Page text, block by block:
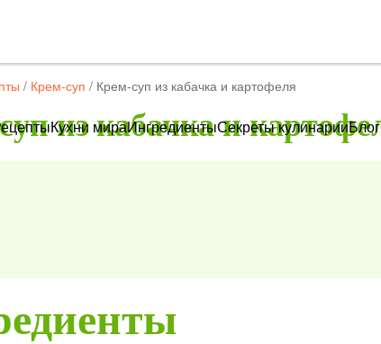
Кухни мираИнгредиентыСекреты кулинарииБлог
/ Крем-суп / Крем-суп из кабачка и картофеля
из кабачка и